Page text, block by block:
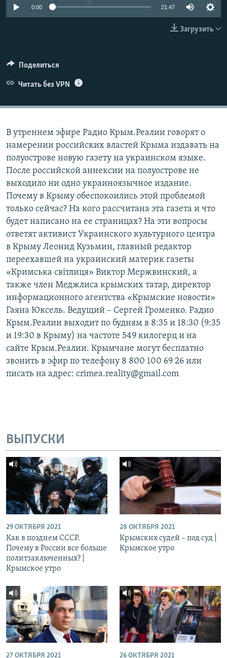
ПОБЕДИТЕЛЕЙ НЕ СУДЯТ?
УКРАИНСКАЯ ПРОБЛЕМА КРЫМА
ПРИСОЕДИНЯЙТЕСЬ!
Все сайты RFE/RL
0:00 21:47
Загрузить
Поделиться
Читать без VPN
В утреннем эфире Радио Крым.Реалии говорят о
намерении российских властей Крыма издавать на
полуострове новую газету на украинском языке.
После российской аннексии на полуострове не
выходило ни одно украиноязычное издание.
Почему в Крыму обеспокоились этой проблемой
только сейчас? На кого рассчитана эта газета и что
будет написано на ее страницах? На эти вопросы
ответят активист Украинского культурного центра
в Крыму Леонид Кузьмин, главный редактор
переехавшей на украинский материк газеты
«Кримська світлиця» Виктор Мержвинский, а
также член Меджлиса крымских татар, директор
информационного агентства «Крымские новости»
Гаяна Юксель. Ведущий – Сергей Громенко. Радио
Крым.Реалии выходит по будням в 8:35 и 18:30 (9:35
и 19:30 в Крыму) на частоте 549 килогерц и на
сайте Крым.Реалии. Крымчане могут бесплатно
звонить в эфир по телефону 8 800 100 69 26 или
писать на адрес: crimea.reality@gmail.com
ВЫПУСКИ
29 ОКТЯБРЯ 2021
Как в позднем СССР.
Почему в России все больше
политзаключенных? |
Крымское утро
28 ОКТЯБРЯ 2021
Крымских судей – под суд |
Крымское утро
27 ОКТЯБРЯ 2021 26 ОКТЯБРЯ 2021